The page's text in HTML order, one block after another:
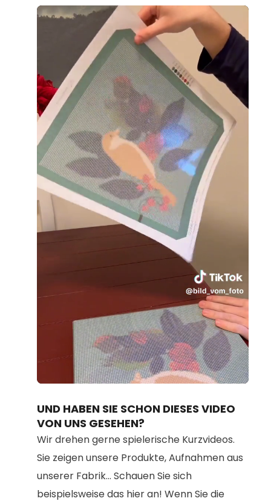
Unmute Loaded:
91.02%
UND HABEN SIE SCHON DIESES VIDEO
VON UNS GESEHEN?
Wir drehen gerne spielerische Kurzvideos.
Sie zeigen unsere Produkte, Aufnahmen aus
unserer Fabrik... Schauen Sie sich
beispielsweise das hier an! Wenn Sie die